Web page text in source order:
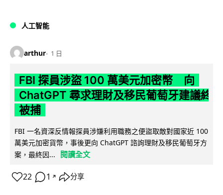
人工智能
arthur 1 日
FBI 探員涉盜 100 萬美元加密幣 向
ChatGPT 尋求理財及移民葡萄牙建議終
被捕
FBI 一名資深反情報探員涉嫌利用職務之便盜取敵對國家近 100
萬美元加密貨幣，事後更向 ChatGPT 諮詢理財及移民葡萄牙方
案，最終因...
閱讀全文
22 1 ↗ 分享